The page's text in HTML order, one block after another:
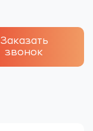
Заказать
звонок